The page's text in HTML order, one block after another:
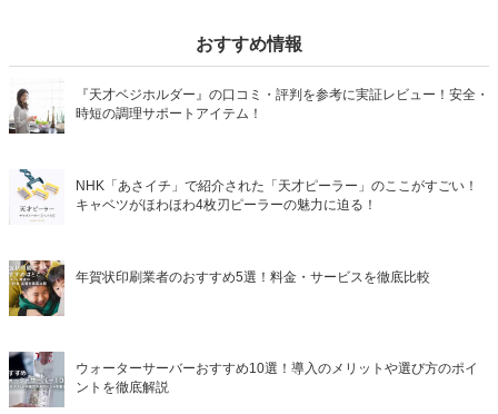
おすすめ情報
『天才ベジホルダー』の口コミ・評判を参考に実証レビュー！安全・
時短の調理サポートアイテム！
NHK「あさイチ」で紹介された「天才ピーラー」のここがすごい！
キャベツがほわほわ4枚刃ピーラーの魅力に迫る！
年賀状印刷業者のおすすめ5選！料金・サービスを徹底比較
ウォーターサーバーおすすめ10選！導入のメリットや選び方のポイ
ントを徹底解説